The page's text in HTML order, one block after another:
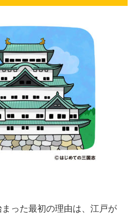
った最初の理由は、江戸が